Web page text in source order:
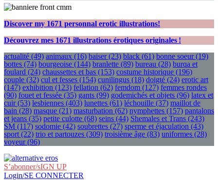
Discover my 1671 personnal erotic illustrations!
Découvrez mes 1671 illustrations érotiques originales !
actualité (49) animaux (16) baiser(23) black (61) bonne soeur(19)
bottes (74) bourgeoise (144) branlette (89) bureau (28) burqa et
foulard (24) chaussettes et bas (153) costume historique (196)
couple (32) cul et fesses (154) cunilingus (18) doigté (24) erotic art
(147) exhibition (123) fellation (62) femdom (127) femmes rondes
(90) fouet et fessée (35) gants (99) godemichés et objets (96) latex et
cuir(53) lesbiennes (403) lunettes (61) léchouille (37) maillot de
bain (28) masque (21) masturbation (62) nymphettes (157) pantalons
et jeans (35) petite culotte (68) seins (44) Shemales et Trans (243)
SM (117) sodomie (42) soubrettes (27) sperme et éjaculation (43)
sport (22) trio et partouzes (309) troisième âge (83) uniformes (28)
voyeur(96)
S’abonner/sIGN UP
Login/SE CONNECTER